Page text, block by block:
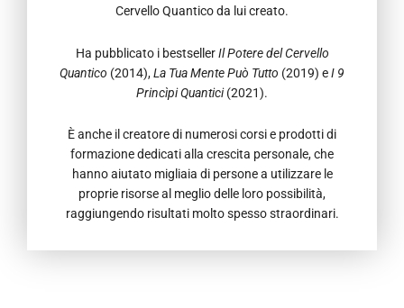
Cervello Quanticoda lui creato.
Ha pubblicato i bestsellerIlPotere del Cervello
Quantico (2014),La Tua MentePuò Tutto (2019) eI 9
Princìpi Quantici(2021).
Èanche il creatore di numerosi corsi e prodottidi
formazione dedicati alla crescita personale,che
hanno aiutato migliaia di persone a utilizzare le
proprie risorse al meglio delle loro possibilità,
raggiungendo risultati moltospesso straordinari.